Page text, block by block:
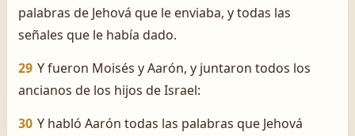
palabras de Jehová que le enviaba, y todas las
señales que le había dado.
29 Y fueron Moisés y Aarón, y juntaron todos los
ancianos de los hijos de Israel:
30 Y habló Aarón todas las palabras que Jehová